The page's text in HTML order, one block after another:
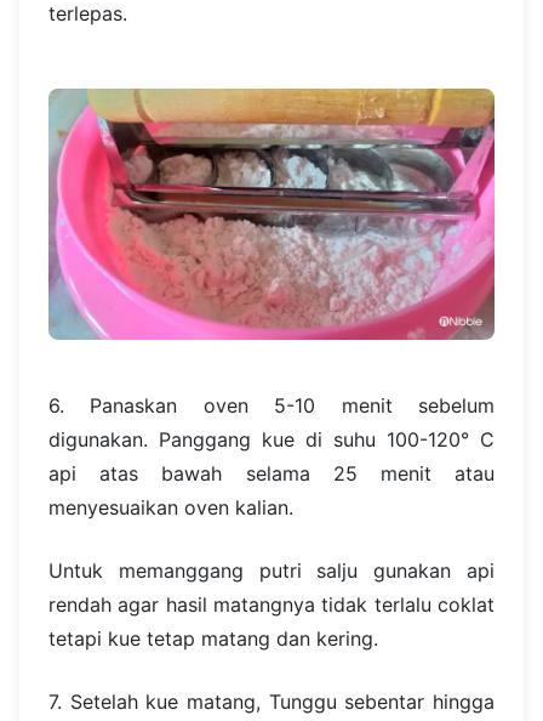
terlepas.
6. Panaskan oven 5-10 menit sebelum
digunakan. Panggang kue di suhu 100-120° C
api atas bawah selama 25 menit atau
menyesuaikan oven kalian.
Untuk memanggang putri salju gunakan api
rendah agar hasil matangnya tidak terlalu coklat
tetapi kue tetap matang dan kering.
7. Setelah kue matang, Tunggu sebentar hingga